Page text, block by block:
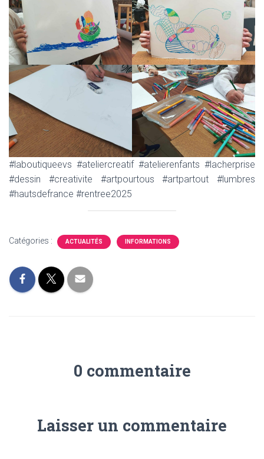
#laboutiqueevs #ateliercreatif #atelierenfants #lacherprise
#dessin #creativite #artpourtous #artpartout #lumbres
#hautsdefrance #rentree2025
Catégories : ACTUALITÉS INFORMATIONS
0 commentaire
Laisser un commentaire